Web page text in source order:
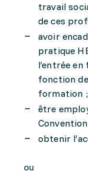
travail
de ces
avoir
pratique
l’entrée
fonction
formation ;
être
obtenir
ou